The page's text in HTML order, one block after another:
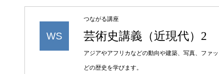
WS
つながる講座
芸術史講義（近現代）2
アジアやアフリカなどの動向や建築、写真、ファ
どの歴史を学びます。